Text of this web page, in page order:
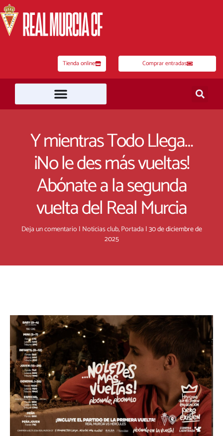
al
contenido
Tienda online Comprar entradas
Y mientras Todo Llega…
¡No le des más vueltas!
Abónate a la segunda
vuelta del Real Murcia
Deja un comentario | Noticias club,Portada |30 de diciembre de
2025